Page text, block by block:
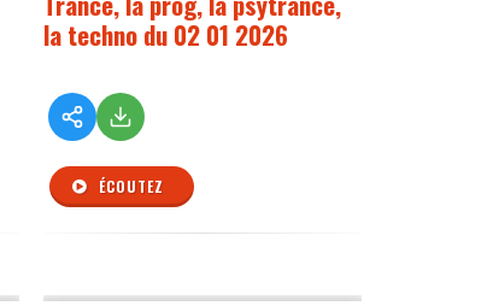
la techno du 02 01 2026
ÉCOUTEZ